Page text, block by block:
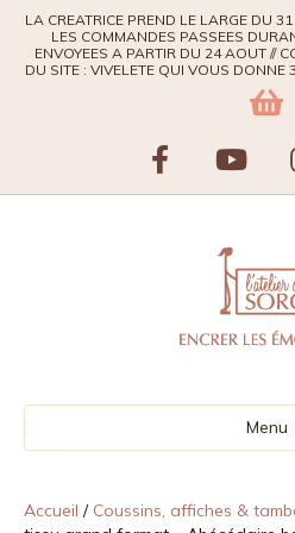
LA CREATRICE PREND LE LARGE DU
LES COMMANDES PASSEES
ENVOYEES A PARTIR DU 24 AOUT //
DU SITE : VIVELETE QUI VOUS
F
o
o
Y
u
t
b
e
Menu
Accueil / Coussins, affiches &